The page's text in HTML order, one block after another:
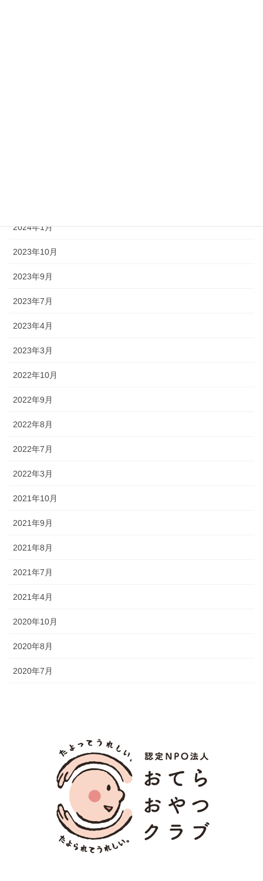
2024年1月
2023年10月
2023年9月
2023年7月
2023年4月
2023年3月
2022年10月
2022年9月
2022年8月
2022年7月
2022年3月
2021年10月
2021年9月
2021年8月
2021年7月
2021年4月
2020年10月
2020年8月
2020年7月